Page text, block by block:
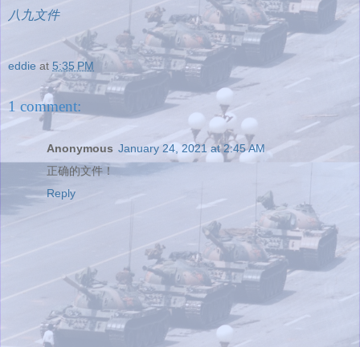
八九文件
eddie at 5:35 PM
1 comment:
Anonymous January 24, 2021 at 2:45 AM
正确的文件！
Reply